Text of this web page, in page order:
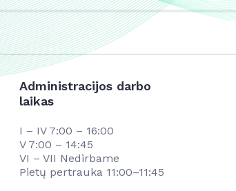
Administracijos darbo
laikas
I – IV 7:00 – 16:00
V 7:00 – 14:45
VI – VII Nedirbame
Pietų pertrauka 11:00–11:45